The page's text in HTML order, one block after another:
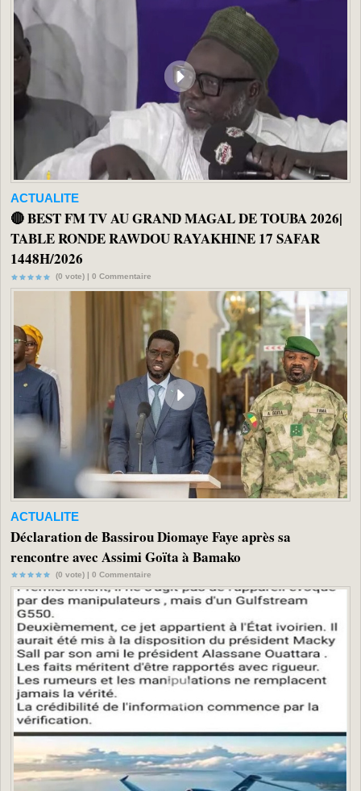
ACTUALITE
🔴 BEST FM TV AU GRAND MAGAL DE TOUBA 2026|
TABLE RONDE RAWDOU RAYAKHINE 17 SAFAR
1448H/2026
(0 vote) | 0 Commentaire
ACTUALITE
Déclaration de Bassirou Diomaye Faye après sa
rencontre avec Assimi Goïta à Bamako
(0 vote) | 0 Commentaire